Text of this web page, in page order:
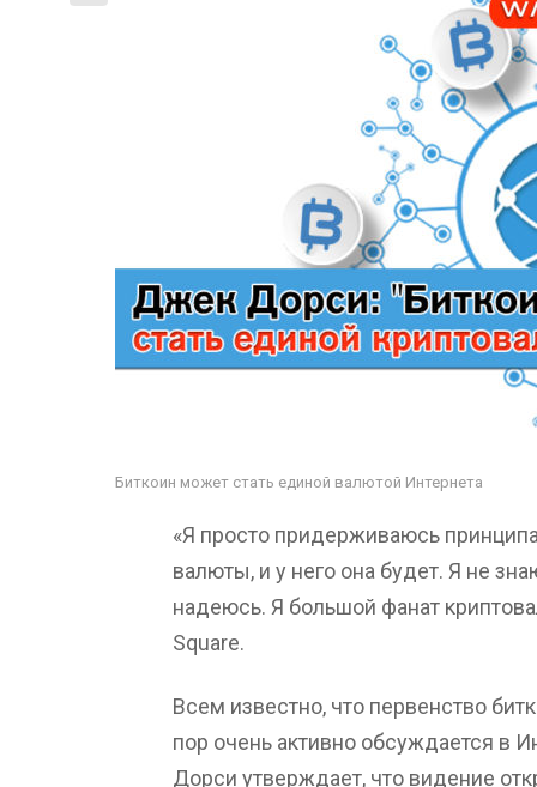
Биткоин может стать единой валютой Интернета
«Я просто придерживаюсь
валюты, и у него она будет. Я не
надеюсь. Я большой фанат
Square.
Всем известно, что первенство
пор очень активно обсуждается в
Дорси утверждает, что видение